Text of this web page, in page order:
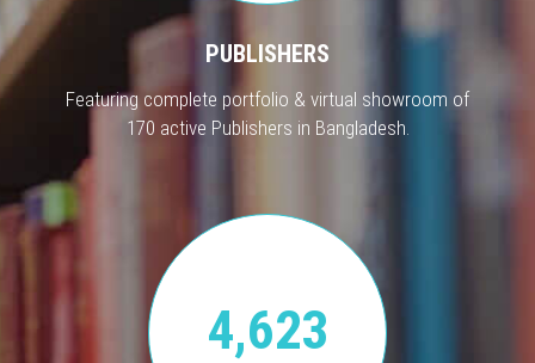
PUBLISHERS
Featuring complete portfolio & virtual showroom of
170 active Publishers in Bangladesh.
4,623